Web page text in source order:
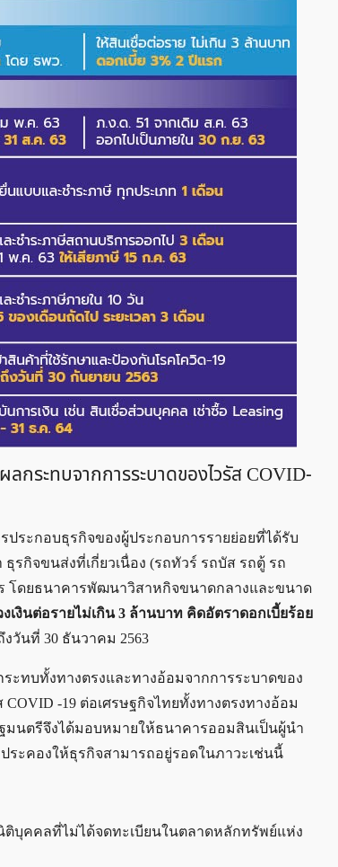
กระทบจากการระบาดของไวรัส COVID-
ประกอบธุรกิจของผู้ประกอบการรายย่อยที่ได้รับ
รกิจขนส่งที่เกี่ยวเนื่อง (รถทัวร์ รถบัส รถตู้ รถ
โดยธนาคารพัฒนาวิสาหกิจขนาดกลางและขนาด
งเงินต่อรายไม่เกิน 3 ล้านบาท คิดอัตราดอกเบี้ยร้อย
วันที่ 30 ธันวาคม 2563
ะทบทั้งทางตรงและทางอ้อมจากการระบาดของ
-19 ต่อเศรษฐกิจไทยทั้งทางตรงทางอ้อม
มนตรีจึงได้มอบหมายให้ธนาคารออมสินเป็นผู้นำ
ระคองให้ธุรกิจสามารถอยู่รอดในภาวะเช่นนี้
บุคคลที่ไม่ได้จดทะเบียนในตลาดหลักทรัพย์แห่ง